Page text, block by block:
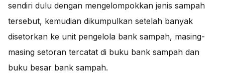
sendiri dulu dengan mengelompokkan jenis sampah
tersebut, kemudian dikumpulkan setelah banyak
disetorkan ke unit pengelola bank sampah, masing-
masing setoran tercatat di buku bank sampah dan
buku besar bank sampah.